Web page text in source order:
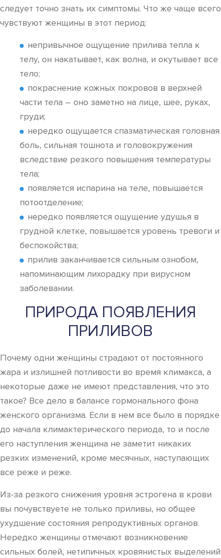
следует точно знать их симптомы. Что же чаще всего
чувствуют женщины в этот период:
непривычное ощущение прилива тепла к
телу, он накатывает, как волна, и окутывает все
тело;
покраснение кожных покровов в верхней
части тела – оно заметно на лице, шее, руках,
груди;
нередко ощущается спазматическая головная
боль, сильная тошнота и головокружения
вследствие резкого повышения температуры
тела;
появляется испарина на теле, повышается
потоотделение;
нередко появляется ощущение удушья в
грудной клетке, повышается уровень тревоги и
беспокойства;
прилив заканчивается сильным ознобом,
напоминающим лихорадку при вирусном
заболевании.
ПРИРОДА ПОЯВЛЕНИЯ
ПРИЛИВОВ
Почему одни женщины страдают от постоянного
жара и излишней потливости во время климакса, а
некоторые даже не имеют представления, что это
такое? Все дело в балансе гормонального фона
женского организма. Если в нем все было в порядке
до начала климактерического периода, то и после
его наступления женщина не заметит никаких
резких изменений, кроме месячных, наступающих
все реже и реже.
Из-за резкого снижения уровня эстрогена в крови
вы почувствуете не только приливы, но общее
ухудшение состояния репродуктивных органов.
Нередко женщины отмечают возникновение
сильных болей, нетипичных кровянистых выделений